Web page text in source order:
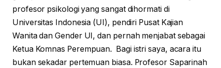
profesor psikologi yang sangat dihormati di
Universitas Indonesia (UI), pendiri Pusat Kajian
Wanita dan Gender UI, dan pernah menjabat sebagai
Ketua Komnas Perempuan. Bagi istri saya, acara itu
bukan sekadar pertemuan biasa. Profesor Saparinah